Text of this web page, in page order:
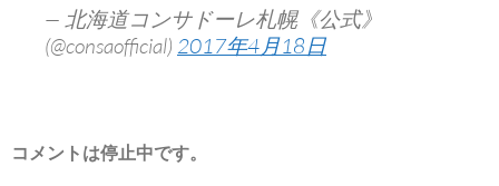
— 北海道コンサドーレ札幌《公式》
(@consaofficial) 2017年4月18日
コメントは停止中です。